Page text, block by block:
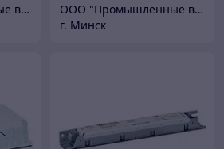
ООО "Промышленные вентиляторы и компоненты"
ООО "Промышленные вентиляторы и компоненты"
г. Минск